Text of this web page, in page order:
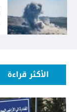
الأكثر قراءة